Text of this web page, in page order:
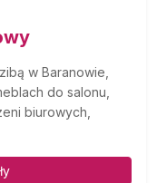
w Baranowie,
do salonu,
biurowych,